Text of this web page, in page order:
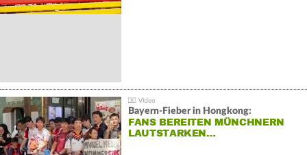
Bayern-Fieber in Hongkong:
FANS BEREITEN MÜNCHNERN
LAUTSTARKEN…